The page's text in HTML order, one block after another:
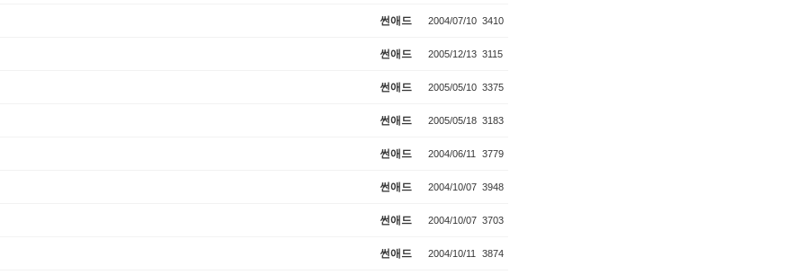
썬애드 2004/07/10 3410
썬애드 2005/12/13 3115
썬애드 2005/05/10 3375
썬애드 2005/05/18 3183
썬애드 2004/06/11 3779
썬애드 2004/10/07 3948
썬애드 2004/10/07 3703
썬애드 2004/10/11 3874